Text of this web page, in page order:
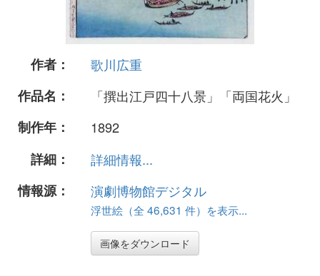
作者：
歌川広重
作品名：
「撰出江戸四十八景」「両国花火」
制作年：
1892
詳細：
詳細情報...
情報源：
演劇博物館デジタル
浮世絵（全 46,631 件）を表示...
画像をダウンロード